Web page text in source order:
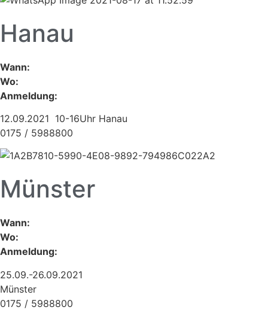
Hanau
Wann:
Wo:
Anmeldung:
12.09.2021 10-16Uhr Hanau
0175 / 5988800
Münster
Wann:
Wo:
Anmeldung:
25.09.-26.09.2021
Münster
0175 / 5988800